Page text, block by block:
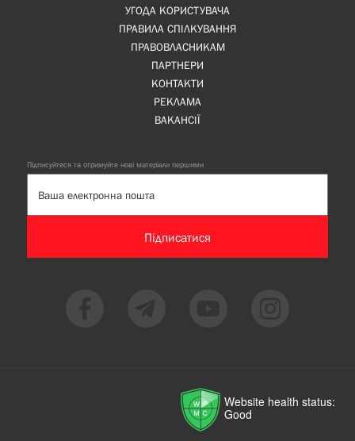
УГОДА КОРИСТУВАЧА
ПРАВИЛА СПІЛКУВАННЯ
ПРАВОВЛАСНИКАМ
ПАРТНЕРИ
КОНТАКТИ
РЕКЛАМА
ВАКАНСІЇ
Підписуйтеся та отримуйте нові матеріали першими
Підписатися
Website health status:
Good